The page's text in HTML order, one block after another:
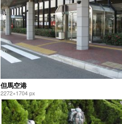
但馬空港
2272×1704 px